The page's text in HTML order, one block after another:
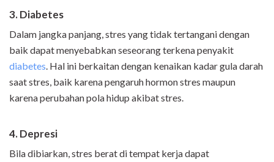
3. Diabetes
Dalam jangka panjang, stres yang tidak tertangani dengan
baik dapat menyebabkan seseorang terkena penyakit
diabetes . Hal ini berkaitan dengan kenaikan kadar gula darah
saat stres, baik karena pengaruh hormon stres maupun
karena perubahan pola hidup akibat stres.
4. Depresi
Bila dibiarkan, stres berat di tempat kerja dapat